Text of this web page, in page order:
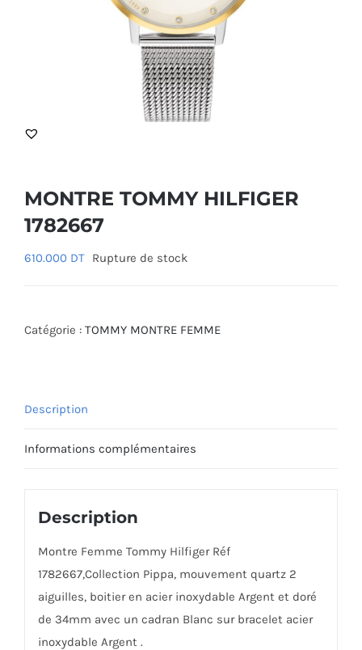
MONTRE TOMMY HILFIGER
1782667
610.000 DT Rupture de stock
Catégorie : TOMMY MONTRE FEMME
Description
Informations complémentaires
Description
Montre Femme Tommy Hilfiger Réf
1782667,Collection Pippa, mouvement quartz 2
aiguilles, boitier en acier inoxydable Argent et doré
de 34mm avec un cadran Blanc sur bracelet acier
inoxydable Argent .